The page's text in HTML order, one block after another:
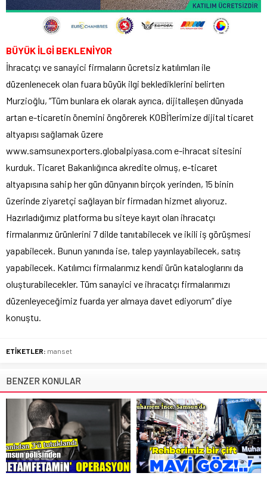
BÜYÜK İLGİ BEKLENİYOR
İhracatçı ve sanayici firmaların ücretsiz katılımları ile
düzenlenecek olan fuara büyük ilgi beklediklerini belirten
Murzioğlu, “Tüm bunlara ek olarak ayrıca, dijitalleşen dünyada
artan e-ticaretin önemini öngörerek KOBİ’lerimize dijital ticaret
altyapısı sağlamak üzere
www.samsunexporters.globalpiyasa.com e-ihracat sitesini
kurduk. Ticaret Bakanlığınca akredite olmuş, e-ticaret
altyapısına sahip her gün dünyanın birçok yerinden, 15 binin
üzerinde ziyaretçi sağlayan bir firmadan hizmet alıyoruz.
Hazırladığımız platforma bu siteye kayıt olan ihracatçı
firmalarımız ürünlerini 7 dilde tanıtabilecek ve ikili iş görüşmesi
yapabilecek. Bunun yanında ise, talep yayınlayabilecek, satış
yapabilecek. Katılımcı firmalarımız kendi ürün kataloglarını da
oluşturabilecekler. Tüm sanayici ve ihracatçı firmalarımızı
düzenleyeceğimiz fuarda yer almaya davet ediyorum” diye
konuştu.
ETİKETLER: manset
BENZER KONULAR